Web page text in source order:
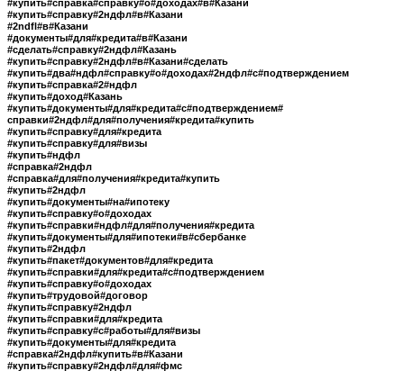
#купить#справка#справку#о#доходах#в#Казани
#купить#справку#2ндфл#в#Казани
#2ndfl#в#Казани
#документы#для#кредита#в#Казани
#сделать#справку#2ндфл#Казань
#купить#справку#2ндфл#в#Казани#сделать
#купить#два#ндфл#справку#о#доходах#2ндфл#с#подтверждением
#купить#справка#2#ндфл
#купить#доход#Казань
#купить#документы#для#кредита#с#подтверждением#
справки#2ндфл#для#получения#кредита#купить
#купить#справку#для#кредита
#купить#справку#для#визы
#купить#ндфл
#справка#2ндфл
#справка#для#получения#кредита#купить
#купить#2ндфл
#купить#документы#на#ипотеку
#купить#справку#о#доходах
#купить#справки#ндфл#для#получения#кредита
#купить#документы#для#ипотеки#в#сбербанке
#купить#2ндфл
#купить#пакет#документов#для#кредита
#купить#справки#для#кредита#с#подтверждением
#купить#справку#о#доходах
#купить#трудовой#договор
#купить#справку#2ндфл
#купить#справки#для#кредита
#купить#справку#с#работы#для#визы
#купить#документы#для#кредита
#справка#2ндфл#купить#в#Казани
#купить#справку#2ндфл#для#фмс